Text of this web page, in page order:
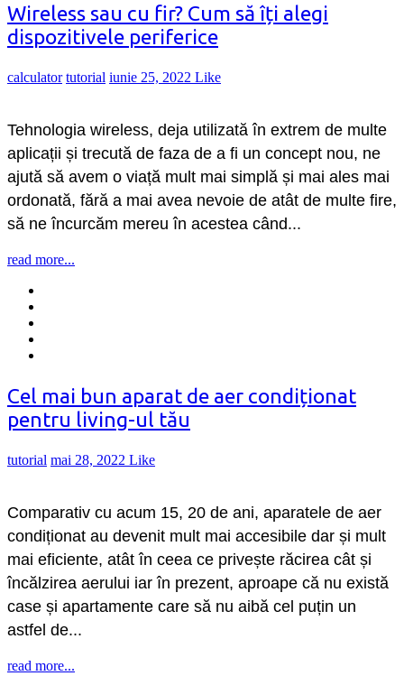
Wireless sau cu fir? Cum să îți alegi
dispozitivele periferice
calculator tutorial iunie 25, 2022 Like
Tehnologia wireless, deja utilizată în extrem de multe
aplicații și trecută de faza de a fi un concept nou, ne
ajută să avem o viață mult mai simplă și mai ales mai
ordonată, fără a mai avea nevoie de atât de multe fire,
să ne încurcăm mereu în acestea când...
read more...
Cel mai bun aparat de aer condiționat
pentru living-ul tău
tutorial mai 28, 2022 Like
Comparativ cu acum 15, 20 de ani, aparatele de aer
condiționat au devenit mult mai accesibile dar și mult
mai eficiente, atât în ceea ce privește răcirea cât și
încălzirea aerului iar în prezent, aproape că nu există
case și apartamente care să nu aibă cel puțin un
astfel de...
read more...